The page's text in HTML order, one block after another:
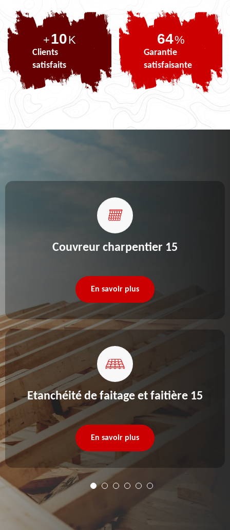
+10K
Clients
satisfaits
81%
Garantie
satisfaisante
Couvreur charpentier 15
En savoir plus
Etanchéité de faitage et faitière 15
En savoir plus